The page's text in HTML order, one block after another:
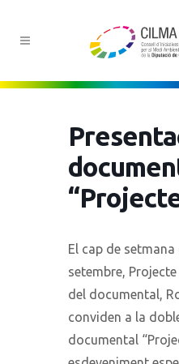
El cap de
setembre,
del documental,
conviden a la
documental